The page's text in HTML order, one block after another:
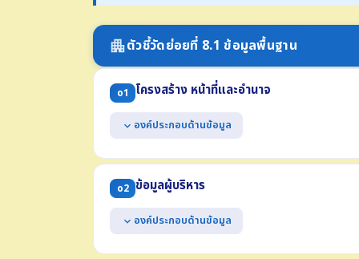
apartmentตัวชี้วัดย่อยที่ 8.1 ข้อมูลพื้นฐาน
o1 โครงสร้าง หน้าที่และอำนาจ
expand_more องค์ประกอบด้านข้อมูล
แสดงแผนผังโครงสร้างการแบ่งส่วนราชการของหน่ว
แสดงตำแหน่งที่สำคัญและการแบ่งส่วนงานภายใน เ
แสดงข้อมูลเฉพาะที่อธิบายถึงหน้าที่และอำนาจของ
ทั้งฉบับ)
o2 ข้อมูลผู้บริหาร
expand_more องค์ประกอบด้านข้อมูล
แสดงข้อมูลของผู้บริหารสูงสุด และผู้ดำรงตำแหน่งท